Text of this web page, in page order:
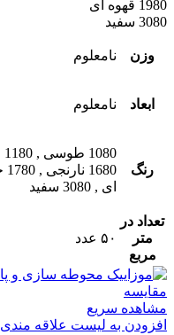
1980 قهوه ای
3080 سفید
وزن نامعلوم
ابعاد نامعلوم
رنگ
1080 طوسی , 1180 قرمز
1680 نارنجی
, 1780 خاکی
ای , 3080 سفید
تعداد در
متر
مربع
۵۰ عدد
مقایسه
مشاهده سریع
افزودن به لیست علاقه مندی